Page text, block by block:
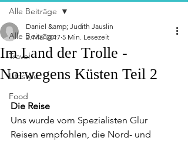
Alle Beiträge
Travel
Lifestyle
Food
Alle Beiträge
Im Land der Trolle -
Norwegens Küsten Teil 2
Daniel &amp; Judith Jauslin
2. Mai 2017 5 Min. Lesezeit
Die Reise
Uns wurde vom Spezialisten Glur
Reisen empfohlen, die Nord- und